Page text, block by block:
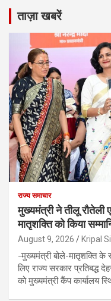
ताज़ा खबरें
राज्य समाचार
मुख्यमंत्री ने तीलू रौतेली
मातृशक्ति को किया
August 9, 2026 Kripal
-मुख्यमंत्री बोले-मातृशक्ति
लिए राज्य सरकार प्रतिबद्ध
को मुख्यमंत्री कैंप कार्यालय